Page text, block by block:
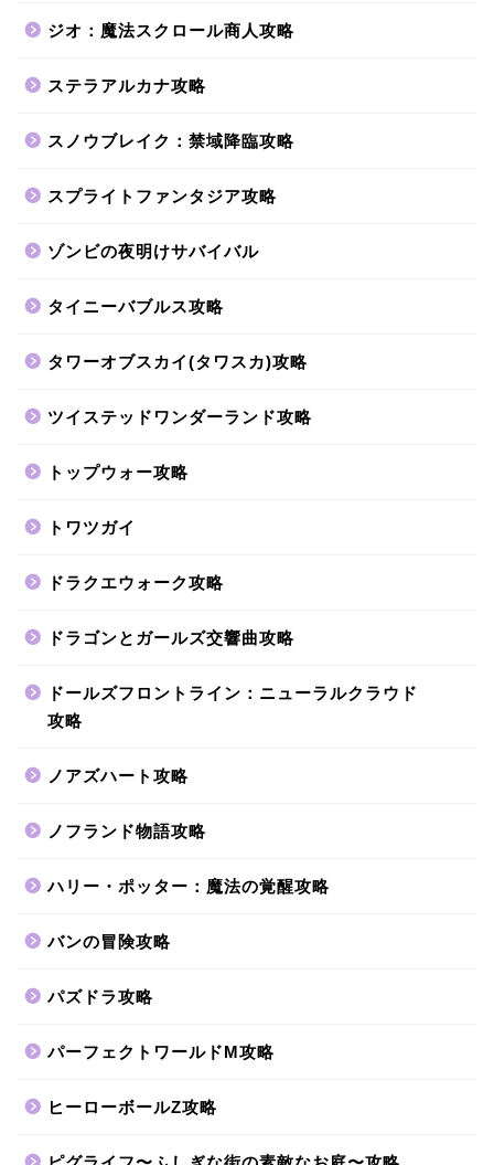
ジオ：魔法スクロール商人攻略
ステラアルカナ攻略
スノウブレイク：禁域降臨攻略
スプライトファンタジア攻略
ゾンビの夜明けサバイバル
タイニーバブルス攻略
タワーオブスカイ(タワスカ)攻略
ツイステッドワンダーランド攻略
トップウォー攻略
トワツガイ
ドラクエウォーク攻略
ドラゴンとガールズ交響曲攻略
ドールズフロントライン：ニューラルクラウド
攻略
ノアズハート攻略
ノフランド物語攻略
ハリー・ポッター：魔法の覚醒攻略
バンの冒険攻略
パズドラ攻略
パーフェクトワールドM攻略
ヒーローボールZ攻略